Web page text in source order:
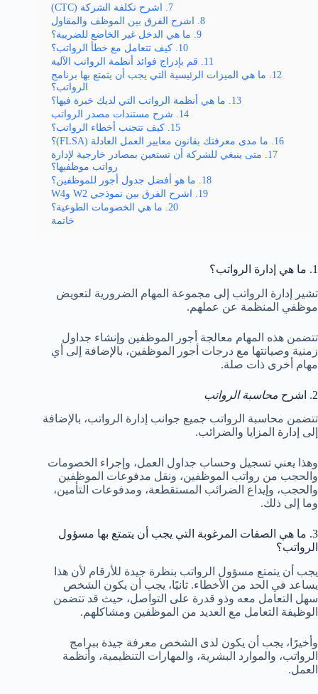
7. اشرح تكلفة الشركة (CTC)
8. اشرح الفرق بين الموظف والمقاول
9. ما هي الدخل غير الخاضع للضريبة؟
10. كيف تتعامل مع خطأ الرواتب؟
11. قم بإدراج فوائد أنظمة الرواتب الآلية
12. ما هي الميزات الرئيسية التي يجب أن يتمتع بها برنامج
الرواتب؟
13. ما هي أنظمة الرواتب التي لديك خبرة فيها؟
14. شرح مستندات مصدر الرواتب
15. كيف تتجنب أخطاء الرواتب؟
16. ما مدى معرفتك بقانون معايير العمل العادلة (FLSA)؟
17. متى ينبغي للشركة أن تستعين بمصادر خارجية لإدارة
رواتب موظفيها؟
18. ما هو أفضل جدول أجور للموظفين؟
19. اشرح الفرق بين نموذجي W2 وW4
20. ما هي الخصومات الطوعية؟
خاتمة
1. ما هي إدارة الرواتب؟
تشير إدارة الرواتب إلى مجموعة المهام الضرورية لتعويض
موظفي المنظمة عن عملهم.
تتضمن هذه المهام معالجة أجور الموظفين وإنشاء جداول
زمنية وصيانتها مع درجات أجور الموظفين، بالإضافة إلى أي
مهام أخرى ذات صلة.
2. اشرح
محاسبة الرواتب
تتضمن محاسبة الرواتب جميع جوانب إدارة الرواتب، بالإضافة
إلى إدارة المزايا والضرائب.
وهذا يعني تسجيل وحساب جداول العمل، وإجراء الخصومات
والحجب من رواتب الموظفين، ونقل مدفوعات الموظفين
والحجب، وإيداع الضرائب المستقطعة، ومدفوعات التأمين،
وما إلى ذلك.
3. ما هي الصفات المرغوبة التي يجب أن يتمتع بها مسؤول
الرواتب؟
يجب أن يتمتع مسؤول الرواتب بنظرة جيدة للأرقام لأن هذا
يساعد في الحد من الأخطاء. ثانيًا، يجب أن يكون الشخص
سهل التعامل معه وذو قدرة على التواصل، حيث قد تتضمن
الوظيفة التعامل مع العديد من الموظفين ومشاكلهم.
وأخيرًا، يجب أن يكون لدى الشخص معرفة جيدة ببرامج
الرواتب، والموارد البشرية، والمهارات التنظيمية، وأنظمة
العمل.